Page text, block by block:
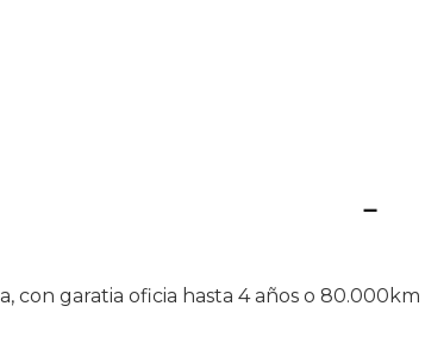
con garatia oficia hasta 4 años o 80.000km